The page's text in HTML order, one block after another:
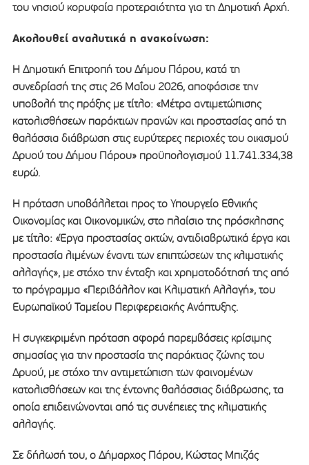
του νησιού κορυφαία προτεραιότητα για τη Δημοτική Αρχή.
Ακολουθεί αναλυτικά η ανακοίνωση:
Η Δημοτική Επιτροπή του Δήμου Πάρου, κατά τη
συνεδρίασή της στις 26 Μαΐου 2026, αποφάσισε την
υποβολή της πράξης με τίτλο: «Μέτρα αντιμετώπισης
κατολισθήσεων παράκτιων πρανών και προστασίας από τη
θαλάσσια διάβρωση στις ευρύτερες περιοχές του οικισμού
Δρυού του Δήμου Πάρου» προϋπολογισμού 11.741.334,38
ευρώ.
Η πρόταση υποβάλλεται προς το Υπουργείο Εθνικής
Οικονομίας και Οικονομικών, στο πλαίσιο της πρόσκλησης
με τίτλο: «Έργα προστασίας ακτών, αντιδιαβρωτικά έργα και
προστασία λιμένων έναντι των επιπτώσεων της κλιματικής
αλλαγής», με στόχο την ένταξη και χρηματοδότησή της από
το πρόγραμμα «Περιβάλλον και Κλιματική Αλλαγή», του
Ευρωπαϊκού Ταμείου Περιφερειακής Ανάπτυξης.
Η συγκεκριμένη πρόταση αφορά παρεμβάσεις κρίσιμης
σημασίας για την προστασία της παράκτιας ζώνης του
Δρυού, με στόχο την αντιμετώπιση των φαινομένων
κατολισθήσεων και της έντονης θαλάσσιας διάβρωσης, τα
οποία επιδεινώνονται από τις συνέπειες της κλιματικής
αλλαγής.
Σε δήλωσή του, ο Δήμαρχος Πάρου, Κώστας Μπιζάς